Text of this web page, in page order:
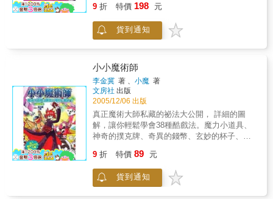
魔術盛會表演，更主持過衛視中文台的魔術節
劉謙認識了許多魔術大師、知名藝人、電視節
目製作人、甚至是書迷影迷魔術迷，這些人對
他而言都非常重要，往往是新魔術點子的靈感
全部呈現在讀者們面前，讓讀者隨著劉謙的足
跡，學習魔術大師們的經典魔術手法、看藝人
們怎麼學習魔術、以及他和粉絲們的絕妙互
動！
9 折 特價 198 元
貨到通知
小小魔術師
李金冀 著 、小魔 著
文房社 出版
2005/12/06 出版
真正魔術大師私藏的祕法大公開， 詳細的圖
解，讓你輕鬆學會38種酷戲法。魔力小道具、
神奇的撲克牌、奇異的錢幣、玄妙的杯子、奇
的物品，變出令人驚呼的超炫魔術！漂浮的卡
片、紙牌變色、硬幣穿牌、消失的杯子、逃脫
的火柴盒、霸王卸甲神奇的魔術技巧一一被公
9 折 特價 89 元
貨到通知